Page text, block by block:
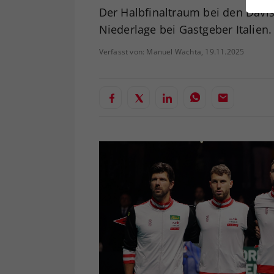
Der Halbfinaltraum bei den
Niederlage bei Gastgeber Italien.
Verfasst von: Manuel Wachta, 19.11.2025